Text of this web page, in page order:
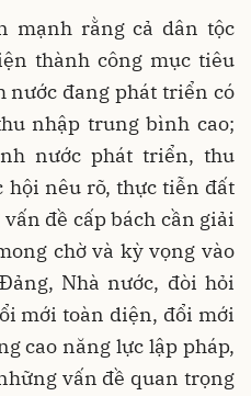
mạnh rằng cả dân tộc
thành công mục tiêu
nước đang phát triển có
nhập trung bình cao;
nước phát triển, thu
hội nêu rõ, thực tiễn đất
đề cấp bách cần giải
chờ và kỳ vọng vào
Nhà nước, đòi hỏi
mới toàn diện, đổi mới
cao năng lực lập pháp,
vấn đề quan trọng